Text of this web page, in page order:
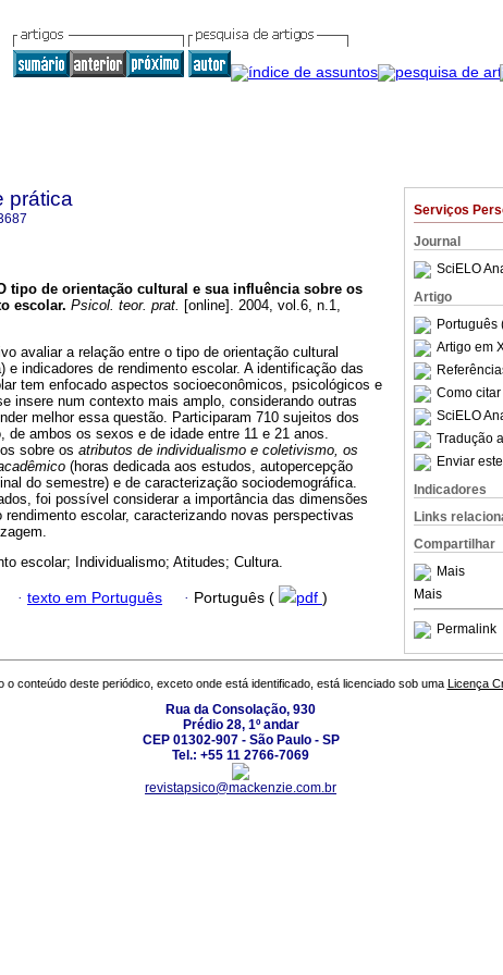
Serviços
Journal
SciELO
Artigo
Português
Artigo em
Como
SciELO
Tradução
Enviar
Indicadores
Links
Compartilhar
Mais
Mais
Permalink
prática
tipo de orientação cultural e sua influência sobre os
escolar. Psicol. teor. prat. [online]. 2004, vol.6, n.1,
avaliar a relação entre o tipo de orientação cultural
e indicadores de rendimento escolar. A identificação das
tem enfocado aspectos socioeconômicos, psicológicos e
insere num contexto mais amplo, considerando outras
melhor essa questão. Participaram 710 sujeitos dos
de ambos os sexos e de idade entre 11 e 21 anos.
sobre os atributos de individualismo e coletivismo, os
(horas dedicada aos estudos, autopercepção
do semestre) e de caracterização sociodemográfica.
foi possível considerar a importância das dimensões
escolar, caracterizando novas perspectivas
escolar; Individualismo; Atitudes; Cultura.
· texto em Português · Português ( pdf )
o conteúdo deste periódico, exceto onde está identificado, está licenciado sob uma Licença
Rua da Consolação, 930
Prédio 28, 1º andar
CEP 01302-907 - São Paulo - SP
Tel.: +55 11 2766-7069
revistapsico@mackenzie.com.br